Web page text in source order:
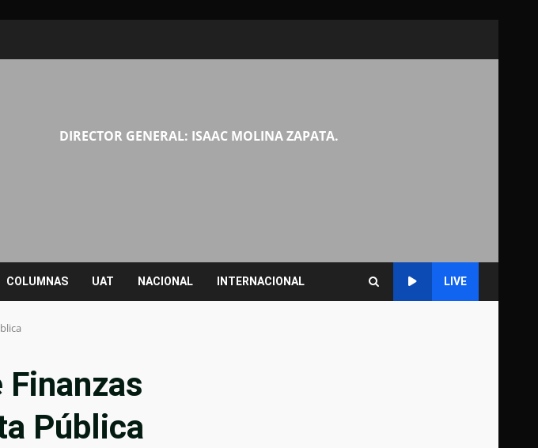
DIRECTOR GENERAL: ISAAC MOLINA ZAPATA.
COLUMNAS UAT NACIONAL INTERNACIONAL LIVE
Pública